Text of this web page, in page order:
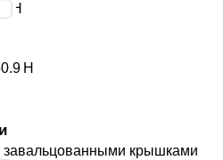
Н
Н
завальцованными крышками